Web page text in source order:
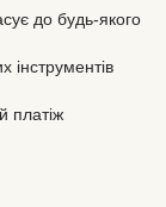
до будь-якого
інструментів
платіж